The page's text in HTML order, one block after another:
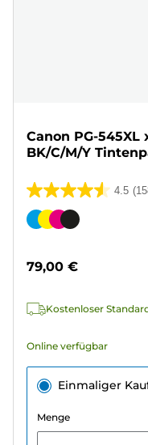
Canon PG-545XL
BK/C/M/Y
4.5
4.5
von
1583
Farbpatrone
79,00 €
Kostenloser
Online verfügbar
Einmaliger
Menge